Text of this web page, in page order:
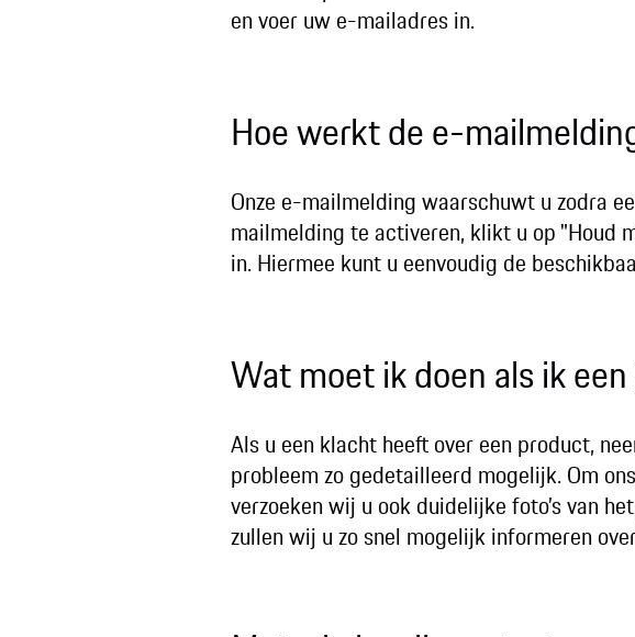
en voer uw e-mailadres in.
Hoe werkt de e-
Onze e-mailmelding waarschuwt u zodra
mailmelding te activeren, klikt u op "Houd
in. Hiermee kunt u eenvoudig de
Wat moet ik doen als ik
Als u een klacht heeft over een product,
probleem zo gedetailleerd mogelijk. Om
verzoeken wij u ook duidelijke foto’s van
zullen wij u zo snel mogelijk informeren